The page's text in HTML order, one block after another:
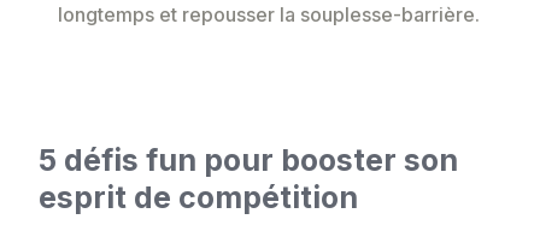
longtemps et repousser la souplesse-barrière.
5 défis fun pour booster son
esprit de compétition